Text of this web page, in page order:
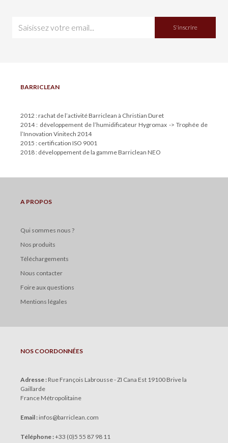
S'inscrire
BARRICLEAN
2012 : rachat de l’activité Barriclean à Christian Duret
2014 : développement de l’humidificateur Hygromax -> Trophée de
l’Innovation Vinitech 2014
2015 : certification ISO 9001
2018 : développement de la gamme Barriclean NEO
A PROPOS
Qui sommes nous ?
Nos produits
Téléchargements
Nous contacter
Foire aux questions
Mentions légales
NOS COORDONNÉES
Adresse : Rue François Labrousse - ZI Cana Est 19100 Brive la
Gaillarde
France Métropolitaine
Email : infos@barriclean.com
Téléphone :+33 (0)5 55 87 98 11